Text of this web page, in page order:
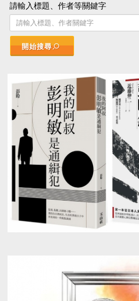
請輸入標題、作者等關鍵字
開始搜尋